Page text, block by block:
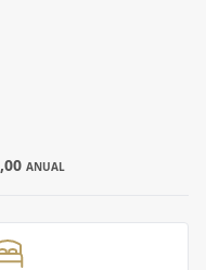
ANUAL